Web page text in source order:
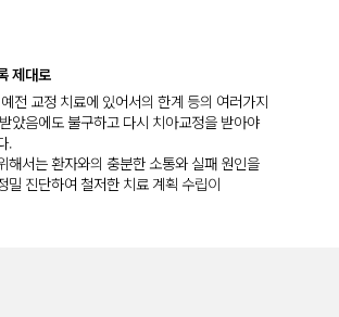
제대로
전 교정 치료에 있어서의 한계 등의 여러가지
았음에도 불구하고 다시 치아교정을 받아야
.
해서는 환자와의 충분한 소통와 실패 원인을
밀 진단하여 철저한 치료 계획 수립이